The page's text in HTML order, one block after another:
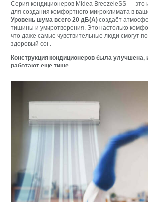
Серия кондиционеров Midea BreezeleSS — это
для создания комфортного микроклимата в
Уровень шума всего 20 дБ(А) создаёт
тишины и умиротворения. Это настолько
что даже самые чувствительные люди смогут
здоровый сон.
Конструкция кондиционеров была улучшена,
работают еще тише.